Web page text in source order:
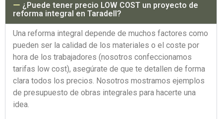
¿Puede tener precio LOW COST un proyecto de
reforma integral en Taradell?
Una reforma integral depende de muchos factores como
pueden ser la calidad de los materiales o el coste por
hora de los trabajadores (nosotros confeccionamos
tarifas low cost), asegúrate de que te detallen de forma
clara todos los precios. Nosotros mostramos ejemplos
de presupuesto de obras integrales para hacerte una
idea.